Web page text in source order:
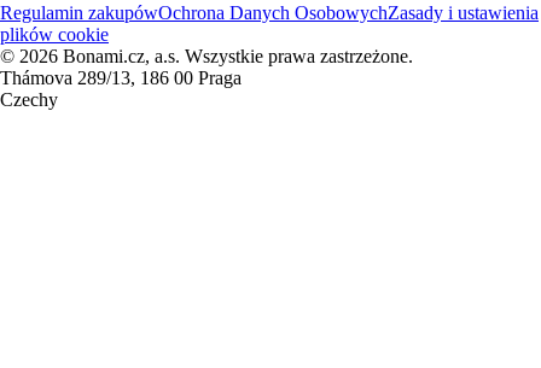
Regulamin zakupówOchrona Danych OsobowychZasady i ustawienia
plików cookie
© 2026 Bonami.cz, a.s. Wszystkie prawa zastrzeżone.
Thámova 289/13, 186 00 Praga
Czechy